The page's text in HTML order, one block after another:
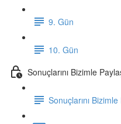
9. Gün
10. Gün
Sonuçlarını Bizimle
Sonuçlarını